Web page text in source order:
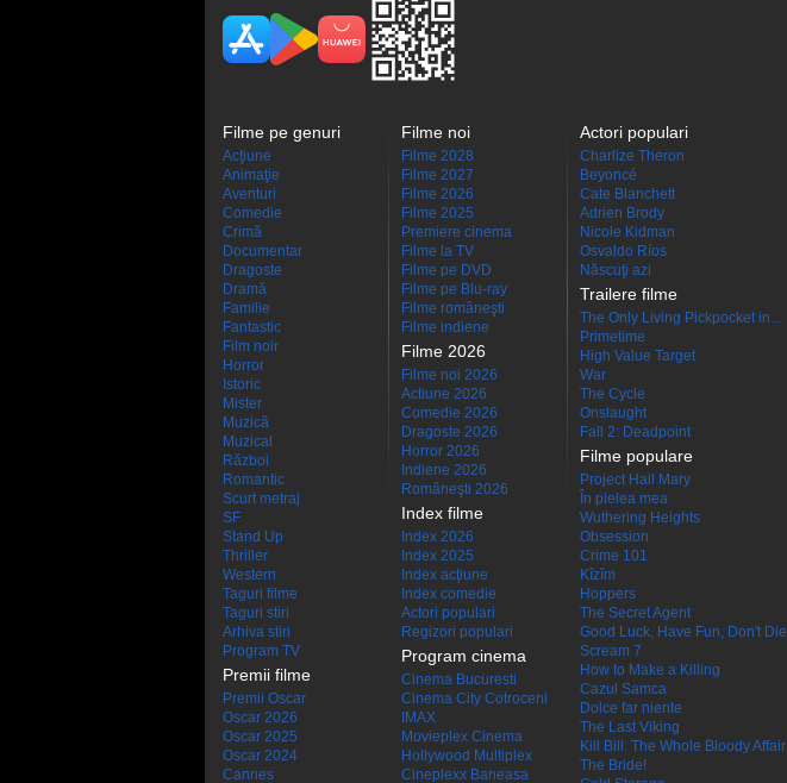
Filme pe genuri
Acţiune
Animaţie
Aventuri
Comedie
Crimă
Documentar
Dragoste
Dramă
Familie
Fantastic
Film noir
Horror
Istoric
Mister
Muzică
Muzical
Război
Romantic
Scurt metraj
SF
Stand Up
Thriller
Western
Taguri filme
Taguri stiri
Arhiva stiri
Program TV
Premii filme
Premii Oscar
Oscar 2026
Oscar 2025
Oscar 2024
Cannes
Filme noi
Filme 2028
Filme 2027
Filme 2026
Filme 2025
Premiere cinema
Filme la TV
Filme pe DVD
Filme pe Blu-ray
Filme româneşti
Filme indiene
Filme 2026
Filme noi 2026
Actiune 2026
Comedie 2026
Dragoste 2026
Horror 2026
Indiene 2026
Româneşti 2026
Index filme
Index 2026
Index 2025
Index acţiune
Index comedie
Actori populari
Regizori populari
Program cinema
Cinema Bucuresti
Cinema City Cotroceni
IMAX
Movieplex Cinema
Hollywood Multiplex
Cineplexx Baneasa
Actori populari
Charlize Theron
Beyoncé
Cate Blanchett
Adrien Brody
Nicole Kidman
Osvaldo Ríos
Născuţi azi
Trailere filme
The Only Living Pickpocket in...
Primetime
High Value Target
War
The Cycle
Onslaught
Fall 2: Deadpoint
Filme populare
Project Hail Mary
În pielea mea
Wuthering Heights
Obsession
Crime 101
Kîzîm
Hoppers
The Secret Agent
Good Luck, Have Fun, Don't Die
Scream 7
How to Make a Killing
Cazul Samca
Dolce far niente
The Last Viking
Kill Bill: The Whole Bloody Affair
The Bride!